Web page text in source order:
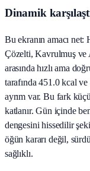
Dinamik
Bu ekranın amacı
Çözelti, Kavrulmuş ve
arasında hızlı ama
tarafında 451.0 kcal
ayrım var. Bu fark
katlanır. Gün içinde
dengesini hissedilir
öğün kararı değil,
sağlıklı.